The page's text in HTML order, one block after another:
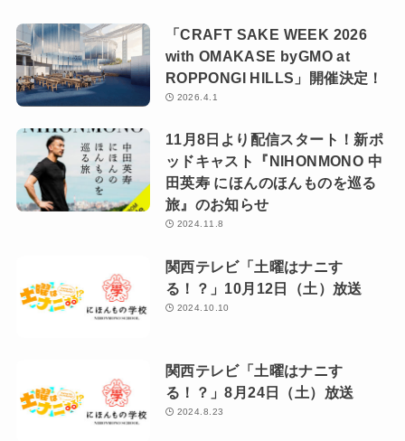
「CRAFT SAKE WEEK 2026
with OMAKASE byGMO at
ROPPONGI HILLS」開催決定！
2026.4.1
11月8日より配信スタート！新ポ
ッドキャスト『NIHONMONO 中
田英寿 にほんのほんものを巡る
旅』のお知らせ
2024.11.8
関西テレビ「土曜はナニす
る！？」10月12日（土）放送
2024.10.10
関西テレビ「土曜はナニす
る！？」8月24日（土）放送
2024.8.23